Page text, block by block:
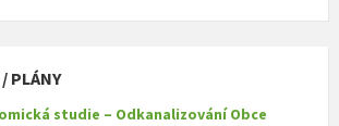
PLÁNY
studie – Odkanalizování Obce